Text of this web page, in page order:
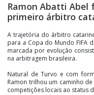
Ramon Abatti Abel
primeiro árbitro
A trajetória do árbitro
para a Copa do Mundo FIFA
marcada por evolução
na arbitragem brasileira.
Natural de Turvo e com
Ramon trilhou um caminho
competições locais ao status